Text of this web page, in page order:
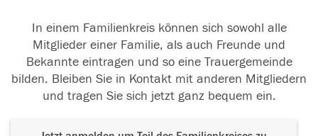
In einem Familienkreis können sich sowohl alle
Mitglieder einer Familie, als auch Freunde und
Bekannte eintragen und so eine Trauergemeinde
bilden. Bleiben Sie in Kontakt mit anderen Mitgliedern
und tragen Sie sich jetzt ganz bequem ein.